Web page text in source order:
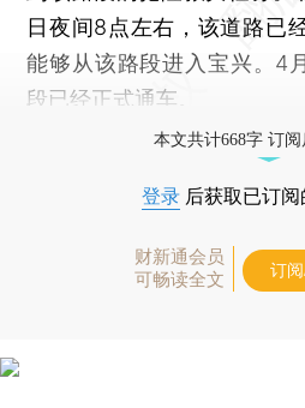
日夜间8点左右，该道路已
能够从该路段进入宝兴。4
段已经正式通车。
本文共计668字 订
登录 后获取已订
财新通会员
可畅读全文
订